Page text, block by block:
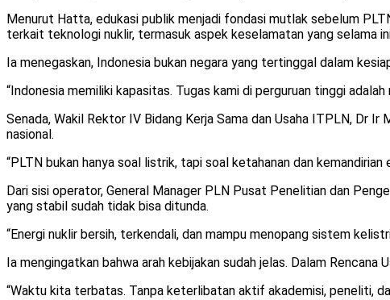
Menurut Hatta, edukasi publik menjadi fondasi mutlak sebelum
terkait teknologi nuklir, termasuk aspek keselamatan yang selama
Ia menegaskan, Indonesia bukan negara yang tertinggal dalam
“Indonesia memiliki kapasitas. Tugas kami di perguruan tinggi
Senada, Wakil Rektor IV Bidang Kerja Sama dan Usaha ITPLN, Dr
nasional.
“PLTN bukan hanya soal listrik, tapi soal ketahanan dan
Dari sisi operator, General Manager PLN Pusat Penelitian dan
yang stabil sudah tidak bisa ditunda.
“Energi nuklir bersih, terkendali, dan mampu menopang sistem
Ia mengingatkan bahwa arah kebijakan sudah jelas. Dalam
“Waktu kita terbatas. Tanpa keterlibatan aktif akademisi, peneliti,